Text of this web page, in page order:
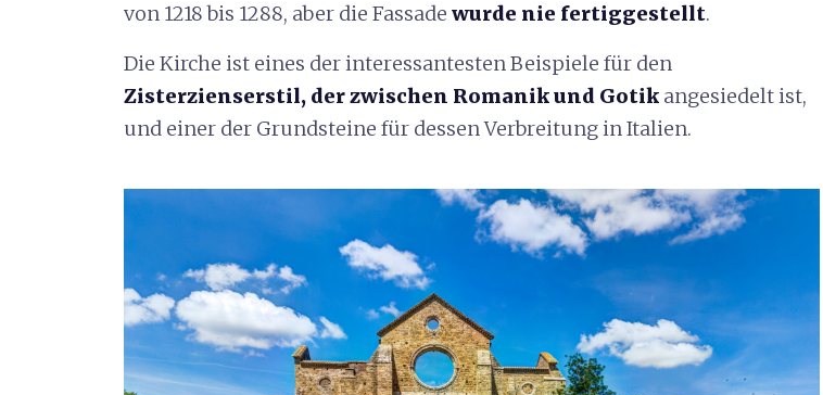
von 1218 bis 1288, aber die Fassade wurde nie fertiggestellt.
Die Kirche ist eines der interessantesten Beispiele für den
Zisterzienserstil, der zwischen Romanik und Gotik angesiedelt ist,
und einer der Grundsteine für dessen Verbreitung in Italien.